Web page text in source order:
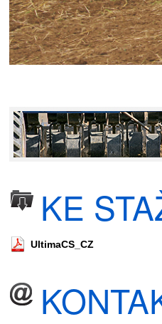
KE
UltimaCS_CZ